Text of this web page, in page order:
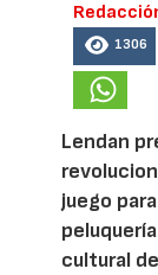
1306
Lendan
juego
cultural